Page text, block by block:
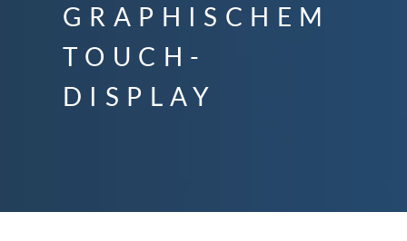
GRAPHISCHEM
TOUCH-
DISPLAY